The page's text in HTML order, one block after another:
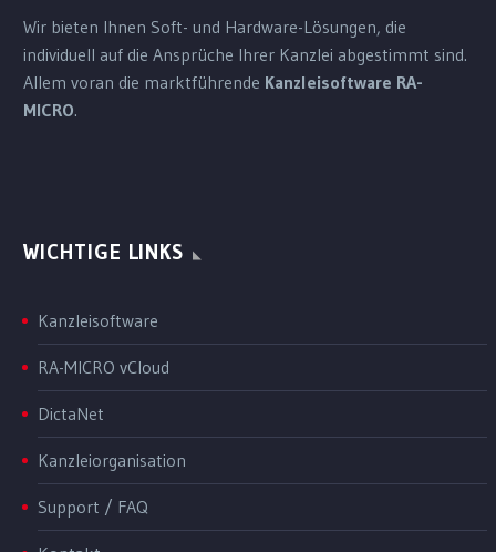
Wir bieten Ihnen Soft- und Hardware-Lösungen, die
individuell auf die Ansprüche Ihrer Kanzlei abgestimmt sind.
Allem voran die marktführende Kanzleisoftware RA-
MICRO.
WICHTIGE LINKS
Kanzleisoftware
RA-MICRO vCloud
DictaNet
Kanzleiorganisation
Support / FAQ